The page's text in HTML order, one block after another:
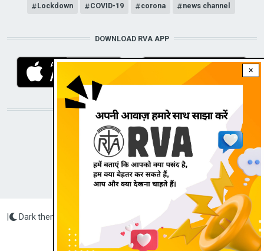
×
Lockdown COVID-19 corona news channel
DOWNLOAD RVA APP
STAY CONNECTED WITH US!
Radio Veritas Asia © 2022
Dark theme